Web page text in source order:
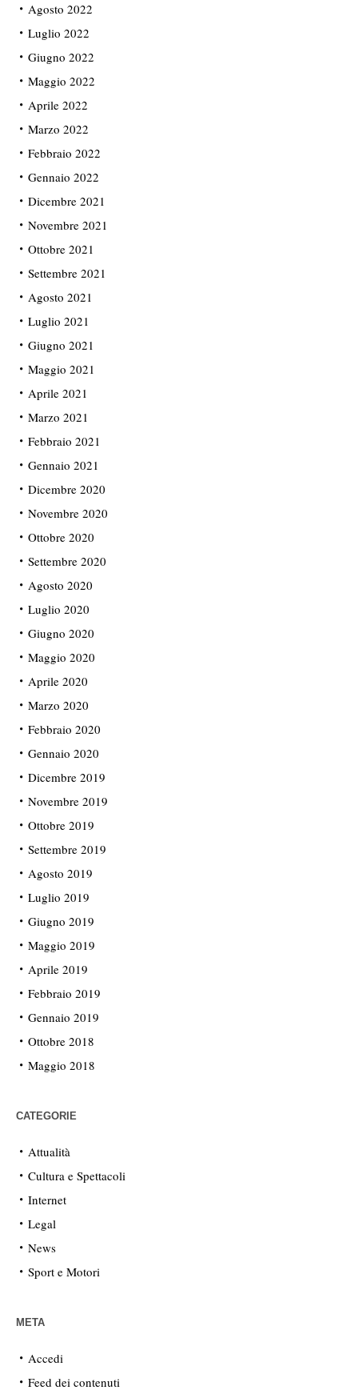
Agosto 2022
Luglio 2022
Giugno 2022
Maggio 2022
Aprile 2022
Marzo 2022
Febbraio 2022
Gennaio 2022
Dicembre 2021
Novembre 2021
Ottobre 2021
Settembre 2021
Agosto 2021
Luglio 2021
Giugno 2021
Maggio 2021
Aprile 2021
Marzo 2021
Febbraio 2021
Gennaio 2021
Dicembre 2020
Novembre 2020
Ottobre 2020
Settembre 2020
Agosto 2020
Luglio 2020
Giugno 2020
Maggio 2020
Aprile 2020
Marzo 2020
Febbraio 2020
Gennaio 2020
Dicembre 2019
Novembre 2019
Ottobre 2019
Settembre 2019
Agosto 2019
Luglio 2019
Giugno 2019
Maggio 2019
Aprile 2019
Febbraio 2019
Gennaio 2019
Ottobre 2018
Maggio 2018
CATEGORIE
Attualità
Cultura e Spettacoli
Internet
Legal
News
Sport e Motori
META
Accedi
Feed dei contenuti